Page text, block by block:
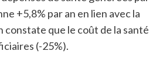
+5,8% par an en lien avec la
constate que le coût de la santé
(-25%).